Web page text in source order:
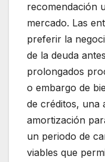
recomendación
mercado. Las
preferir la
de la deuda
prolongados
o embargo de
de créditos, una
amortización
un periodo de
viables que